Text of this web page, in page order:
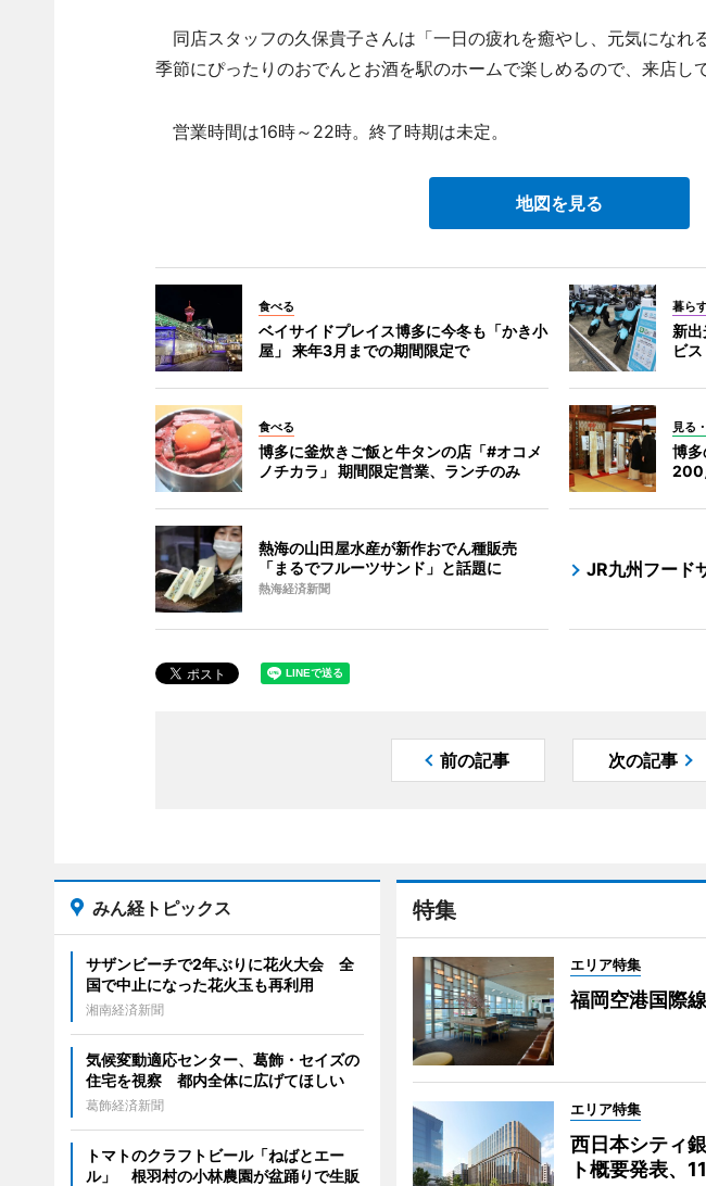
同店スタッフの久保貴子さんは「一日の疲れを癒やし、元気になれ
季節にぴったりのおでんとお酒を駅のホームで楽しめるので、来店し
営業時間は16時～22時。終了時期は未定。
地図を見る
食べる
ベイサイドプレイス博多に今冬も「かき小
屋」 来年3月までの期間限定で
暮ら
新
ビ
食べる
博多に釜炊きご飯と牛タンの店「#オコメ
ノチカラ」 期間限定営業、ランチのみ
見る
博
200
熱海の山田屋水産が新作おでん種販売
「まるでフルーツサンド」と話題に
熱海経済新聞
JR九州フード
前の記事 次の記事
特集
エリア特集
福岡空港国際
エリア特集
西日本シティ
ト概要発表、
みん経トピックス
サザンビーチで2年ぶりに花火大会 全
国で中止になった花火玉も再利用
湘南経済新聞
気候変動適応センター、葛飾・セイズの
住宅を視察 都内全体に広げてほしい
葛飾経済新聞
トマトのクラフトビール「ねばとエー
ル」 根羽村の小林農園が盆踊りで生販